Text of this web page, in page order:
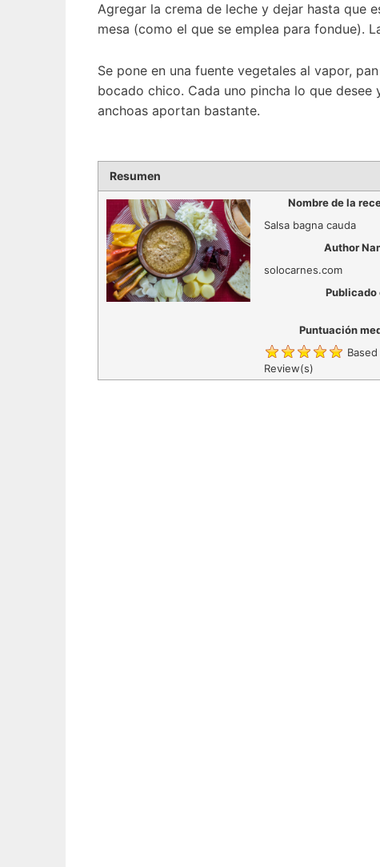
Agregar la crema de leche y dejar hasta que
mesa (como el que se emplea para fondue).
Se pone en una fuente vegetales al vapor,
bocado chico. Cada uno pincha lo que
anchoas aportan bastante.
Resumen
Nombre de la
Salsa bagna cauda
Author
solocarnes.com
Publicado
Puntuación
Review(s)